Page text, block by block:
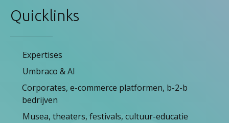
Quicklinks
Expertises
Umbraco & AI
Corporates, e-commerce platformen, b-2-b
bedrijven
Musea, theaters, festivals, cultuur-educatie